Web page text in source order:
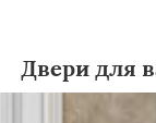
Двери для